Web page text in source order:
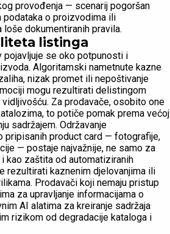
provođenja — scenarij pogoršan
o proizvodima ili
loše dokumentiranih pravila.
listinga
pojavljuje se oko potpunosti i
Algoritamski nametnute kazne
nizak promet ili nepoštivanje
mogu rezultirati delistingom
Za prodavače, osobito one
to potiče pomak prema većoj
sadržajem. Održavanje
pripisanih product card — fotografije,
— postaje najvažnije, ne samo za
kao zaštita od automatiziranih
rezultirati kaznenim djelovanjima ili
Prodavači koji nemaju pristup
za upravljanje informacijama o
AI alatima za kreiranje sadržaja
rizikom od degradacije kataloga i